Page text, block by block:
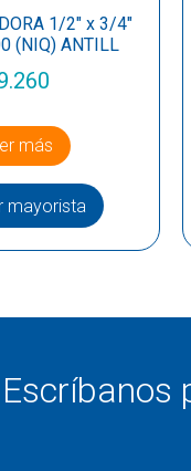
1/2″ x 3/4″
(NIQ) ANTILL
más
mayorista
Escríbanos